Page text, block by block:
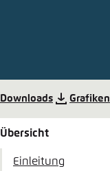
Downloads Grafiken
Übersicht
Einleitung